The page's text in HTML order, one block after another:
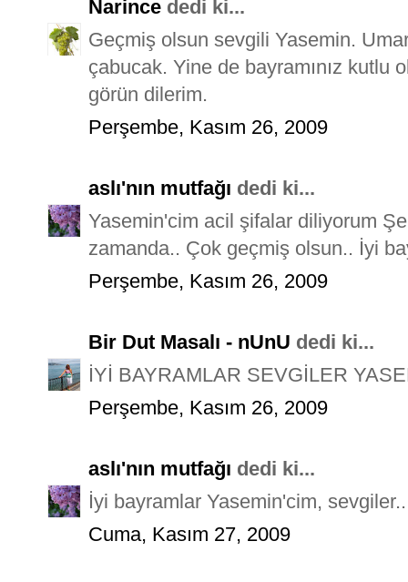
Narince dedi ki...
Geçmiş olsun sevgili Yasemin.
çabucak. Yine de bayramınız kutlu
görün dilerim.
Perşembe, Kasım 26, 2009
aslı'nın mutfağı dedi ki...
Yasemin'cim acil şifalar diliyorum
zamanda.. Çok geçmiş olsun.. İyi
Perşembe, Kasım 26, 2009
Bir Dut Masalı - nUnU dedi ki...
İYİ BAYRAMLAR SEVGİLER
Perşembe, Kasım 26, 2009
aslı'nın mutfağı dedi ki...
İyi bayramlar Yasemin'cim, sevgiler..
Cuma, Kasım 27, 2009